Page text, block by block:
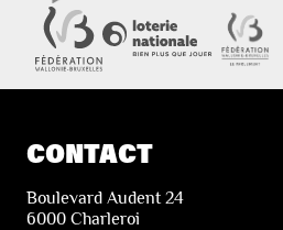
CONTACT
Boulevard Audent 24
6000 Charleroi